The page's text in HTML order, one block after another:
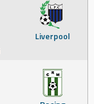
Liverpool